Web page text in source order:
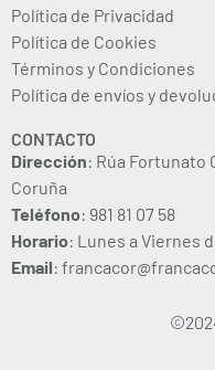
Política de Privacidad
Política de Cookies
Términos y Condiciones
Política de envíos y
CONTACTO
Dirección: Rúa Fortunato
Coruña
Teléfono: 981 81 07 58
Horario: Lunes a Viernes
Email: